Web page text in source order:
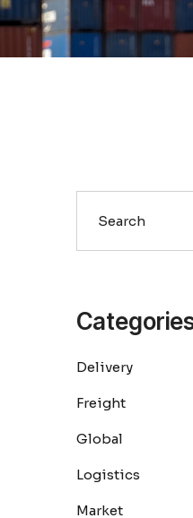
Delivery
Freight
Global
Logistics
Market